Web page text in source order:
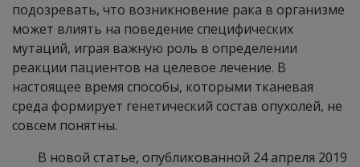
подозревать, что возникновение рака в организме
может влиять на поведение специфических
мутаций, играя важную роль в определении
реакции пациентов на целевое лечение. В
настоящее время способы, которыми тканевая
среда формирует генетический состав опухолей, не
совсем понятны.
В новой статье, опубликованной 24 апреля 2019